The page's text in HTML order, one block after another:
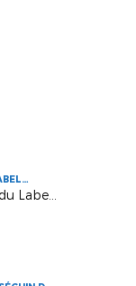
La Journée Régionale du Label Jeunes